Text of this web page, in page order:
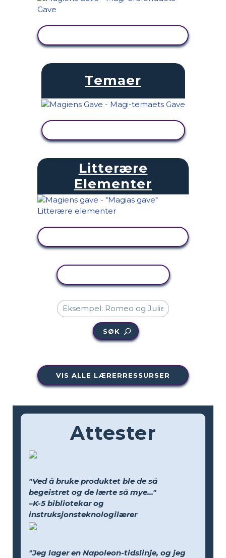
Temaer
Litterære
Elementer
SØK
VIS ALLE LÆRERRESSURSER
Attester
"Ved å bruke produktet ble de så
begeistret og de lærte så mye..."
–K-5 bibliotekar og
instruksjonsteknologilærer
"Jeg lager en Napoleon-tidslinje, og jeg